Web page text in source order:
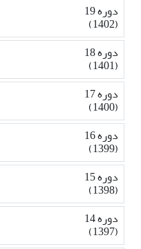
دوره 19
(1402)
دوره 18
(1401)
دوره 17
(1400)
دوره 16
(1399)
دوره 15
(1398)
دوره 14
(1397)